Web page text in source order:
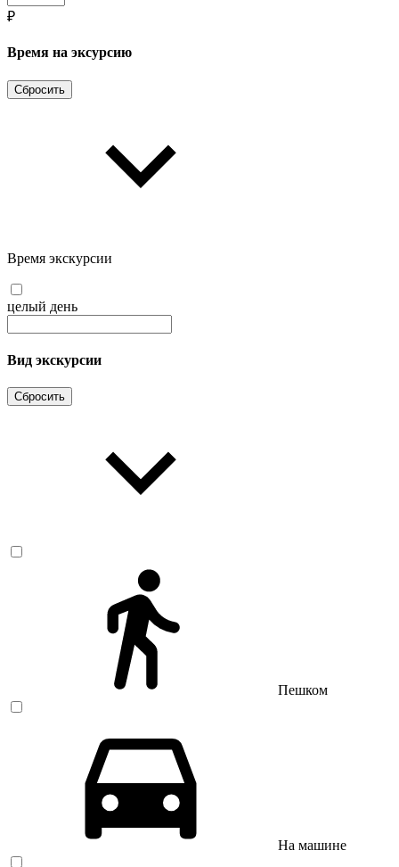
₽
Время на эксурсию
Сбросить
Время экскурсии
целый день
Вид экскурсии
Сбросить
Пешком
На машине